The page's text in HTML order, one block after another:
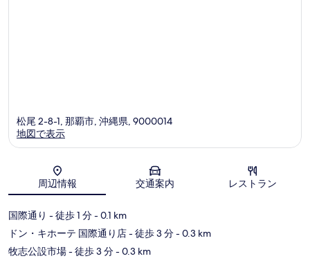
地図
松尾 2-8-1, 那覇市, 沖縄県, 9000014
地図で表示
周辺情報 交通案内 レストラン
国際通り - 徒歩 1 分- 0.1 km
ドン・キホーテ 国際通り店- 徒歩 3 分- 0.3 km
牧志公設市場- 徒歩 3 分- 0.3 km